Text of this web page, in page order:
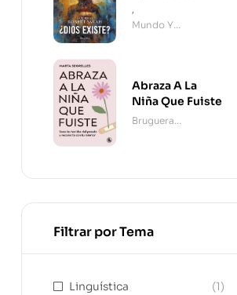
,
Mundo Y
Abraza A La
Niña Que Fuiste
Bruguera
Filtrar por Tema
Linguística (1)